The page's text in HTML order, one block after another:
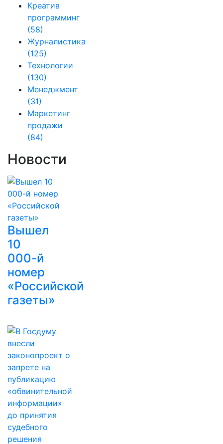
Креатив
программинг
(58)
Журналистика
(125)
Технологии
(130)
Менеджмент
(31)
Маркетинг
продажи
(84)
Новости
Вышел
10
000-й
номер
«Российской
газеты»